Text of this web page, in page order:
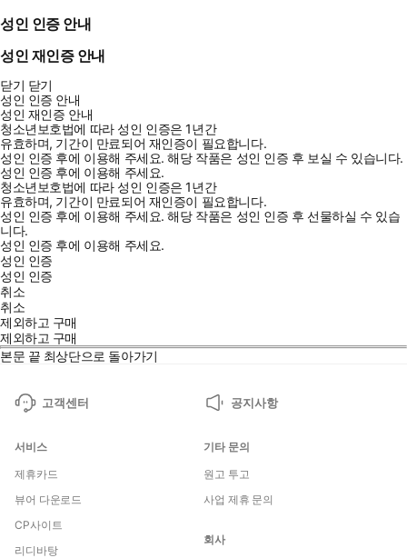
성인 인증 안내
성인 재인증 안내
닫기 닫기
성인 인증 안내
성인 재인증 안내
청소년보호법에 따라 성인 인증은 1년간
유효하며, 기간이 만료되어 재인증이 필요합니다.
성인 인증 후에 이용해 주세요.해당 작품은 성인 인증 후 보실 수 있습니다.
성인 인증 후에 이용해 주세요.
청소년보호법에 따라 성인 인증은 1년간
유효하며, 기간이 만료되어 재인증이 필요합니다.
성인 인증 후에 이용해 주세요.해당 작품은 성인 인증 후 선물하실 수 있습
니다.
성인 인증 후에 이용해 주세요.
성인 인증
성인 인증
취소
취소
제외하고 구매
제외하고 구매
본문 끝 최상단으로 돌아가기
고객센터 공지사항
서비스
제휴카드
뷰어 다운로드
CP사이트
리디바탕
기타 문의
원고 투고
사업 제휴 문의
회사